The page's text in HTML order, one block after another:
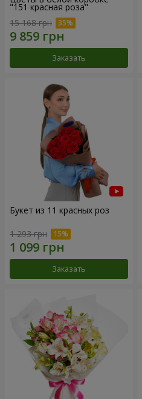
"151 красная роза"
15 168 грн
Заказать
Букет из 11 красных роз
1 293 грн
Заказать